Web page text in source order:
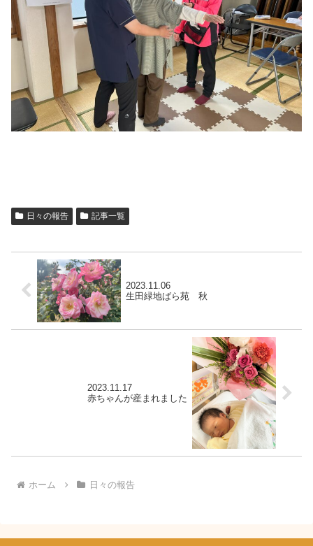
日々の報告 記事一覧
2023.11.06
生田緑地ばら苑 秋
2023.11.17
赤ちゃんが産まれました
ホーム 日々の報告